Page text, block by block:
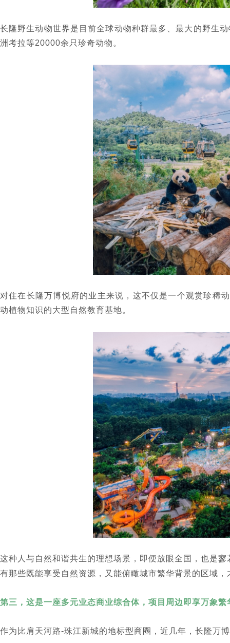
长隆野生动物世界是目前全球动物种群最多、最大的野生
洲考拉等20000余只珍奇动物。
对住在长隆万博悦府的业主来说，这不仅是一个观赏珍稀
动植物知识的大型自然教育基地。
这种人与自然和谐共生的理想场景，即便放眼全国，也是
有那些既能享受自然资源，又能俯瞰城市繁华背景的区域，
第三，这是一座多元业态商业综合体，项目周边即享万象
作为比肩天河路-珠江新城的地标型商圈，近几年，长隆万